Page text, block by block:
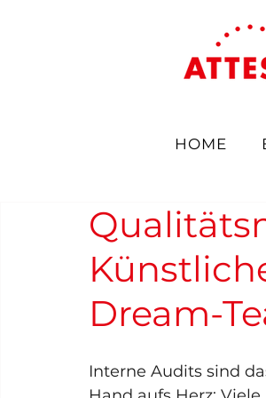
HOME
Dream-
Interne Audits sind